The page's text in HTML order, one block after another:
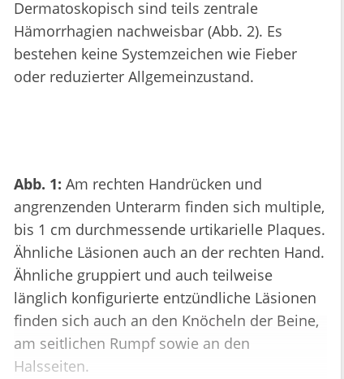
Dermatoskopisch sind teils zentrale
Hämorrhagien nachweisbar (Abb. 2). Es
bestehen keine Systemzeichen wie Fieber
oder reduzierter Allgemeinzustand.
Abb. 1: Am rechten Handrücken und
angrenzenden Unterarm finden sich multiple,
bis 1 cm durchmessende urtikarielle Plaques.
Ähnliche Läsionen auch an der rechten Hand.
Ähnliche gruppiert und auch teilweise
länglich konfigurierte entzündliche Läsionen
finden sich auch an den Knöcheln der Beine,
am seitlichen Rumpf sowie an den
Halsseiten.